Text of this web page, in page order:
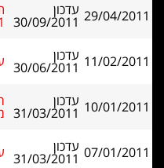
29/04/2011 עדכון
30/09/2011
11/02/2011 עדכון
30/06/2011 עד
10/01/2011 עדכון
31/03/2011
07/01/2011 עדכון
31/03/2011